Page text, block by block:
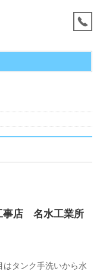
事店 名水工業所
はタンク手洗いから水